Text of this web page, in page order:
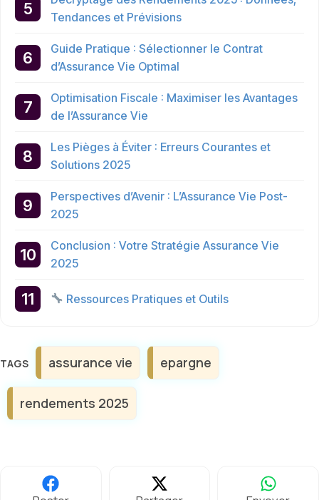
Tendances et Prévisions
Guide Pratique : Sélectionner le Contrat
d’Assurance Vie Optimal
Optimisation Fiscale : Maximiser les Avantages
de l’Assurance Vie
Les Pièges à Éviter : Erreurs Courantes et
Solutions 2025
Perspectives d’Avenir : L’Assurance Vie Post-
2025
Conclusion : Votre Stratégie Assurance Vie
2025
Ressources Pratiques et Outils
Étiquettes
assurance vie epargne
rendements 2025